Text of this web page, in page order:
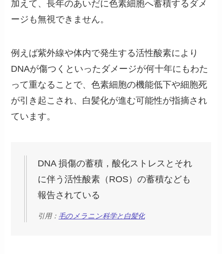
加えて、長年のあいだに色素細胞へ蓄積するダメ
ージも無視できません。
例えば紫外線や体内で発生する活性酸素により
DNAが傷つくといったダメージが何十年にもわた
って重なることで、色素細胞の機能低下や細胞死
が引き起こされ、白髪化が進む可能性が指摘され
ています。
DNA 損傷の蓄積，酸化ストレスとそれ
に伴う活性酸素（ROS）の蓄積なども
報告されている
引用： 毛のメラニン科学と白髪化